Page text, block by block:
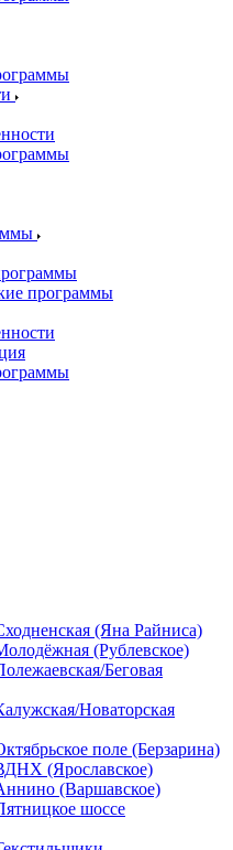
программы
(Яна Райниса)
(Рублевское)
Беговая
Новаторская
поле (Берзарина)
(Ярославское)
(Варшавское)
шоссе